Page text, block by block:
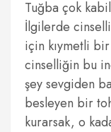
Tuğba çok
İlgilerde
için kıymetli
cinselliğin bu
şey sevgiden
besleyen bir
kurarsak, o